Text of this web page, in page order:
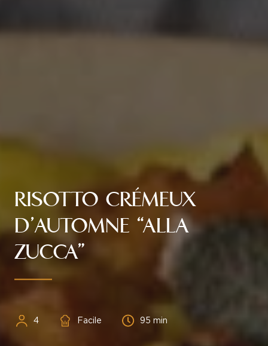
RISOTTO CRÉMEUX
D’AUTOMNE “ALLA
ZUCCA”
Personnes
4 Difficulté
Facile Temps95 min